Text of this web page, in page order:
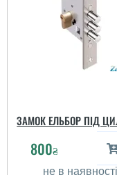
ЗАМОК ЕЛЬБОР ПІД
800₴